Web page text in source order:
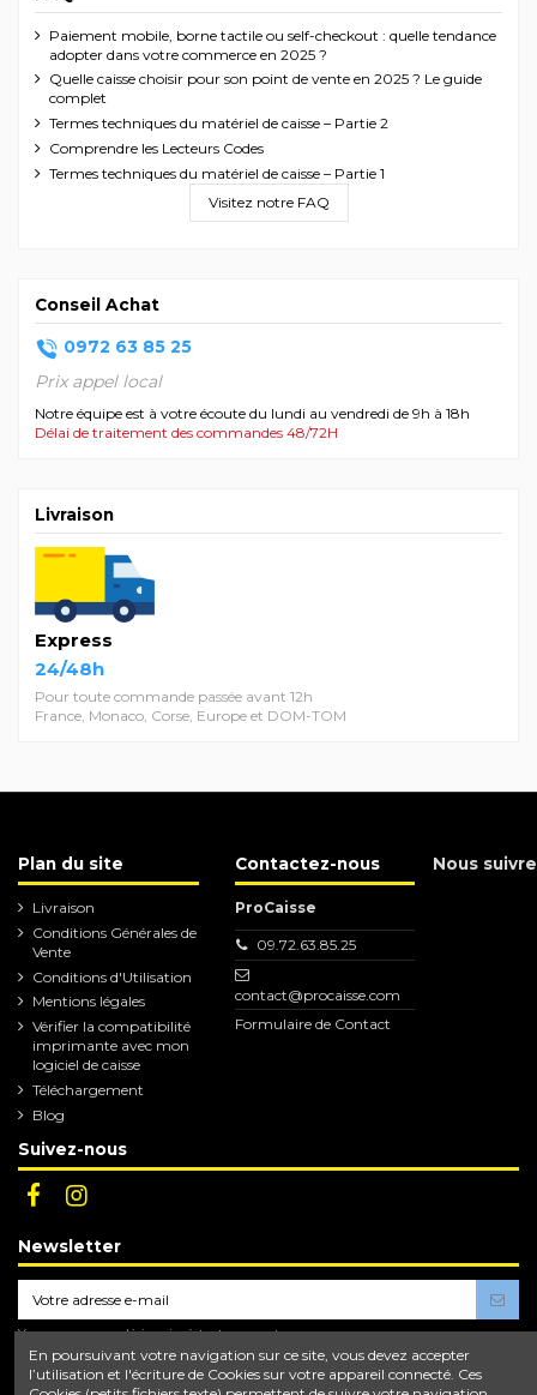
Paiement mobile, borne tactile ou self-checkout : quelle tendance
adopter dans votre commerce en 2025 ?
Quelle caisse choisir pour son point de vente en 2025 ? Le guide
complet
Termes techniques du matériel de caisse – Partie 2
Comprendre les Lecteurs Codes
Termes techniques du matériel de caisse – Partie 1
Visitez notre FAQ
Conseil Achat
0972 63 85 25
Prix appel local
Notre équipe est à votre écoute du lundi au vendredi de 9h à 18h
Délai de traitement des commandes 48/72H
Livraison
Express
24/48h
Pour toute commande passée avant 12h
France, Monaco, Corse, Europe et DOM-TOM
Plan du site
Livraison
Conditions Générales de
Vente
Conditions d'Utilisation
Mentions légales
Vérifier la compatibilité
imprimante avec mon
logiciel de caisse
Téléchargement
Blog
Contactez-nous
ProCaisse
09.72.63.85.25
contact@procaisse.com
Formulaire de Contact
Nous suivre
Suivez-nous
Newsletter
Vous pouvez vous désinscrire à tout moment.
contact dans les conditions d'utilisation du site.
En poursuivant votre navigation sur ce site, vous devez accepter
l’utilisation et l'écriture de Cookies sur votre appareil connecté. Ces